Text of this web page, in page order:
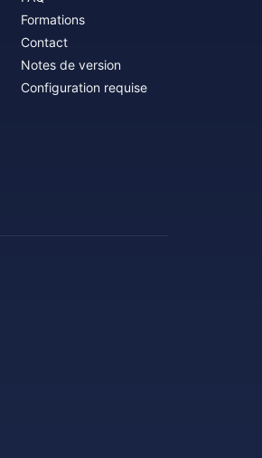
Formations
Contact
Notes de version
Configuration requise